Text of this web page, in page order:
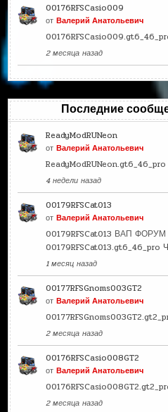
00176RFSCasio009
отВалерий Анатольевич
2 месяца назад
Последние
ReadyModRUNeon
отВалерий Анатольевич
ReadyModRUNeon.gt6_46_pro
4 недели назад
00179RFSCat013
отВалерий Анатольевич
00179RFSCat013 ВАП ФОРУМ
00179RFSCat013.gt6_46_pro
1 месяц назад
00177RFSGnoms003GT2
отВалерий Анатольевич
2 месяца назад
00176RFSCasio008GT2
отВалерий Анатольевич
2 месяца назад